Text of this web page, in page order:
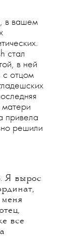
в вашем
стал
в ней
с отцом
привела
решили
Я вырос
все